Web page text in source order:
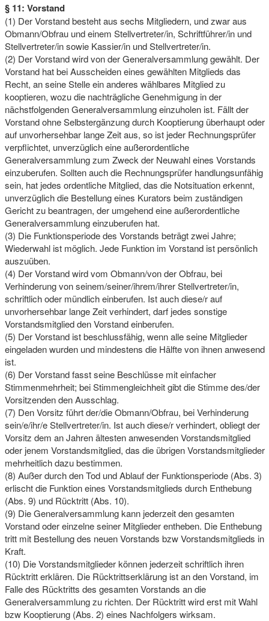
§ 11: Vorstand
(1) Der Vorstand besteht aus sechs Mitgliedern, und zwar aus
Obmann/Obfrau und einem Stellvertreter/in, Schriftführer/in und
Stellvertreter/in sowie Kassier/in und Stellvertreter/in.
(2) Der Vorstand wird von der Generalversammlung gewählt. Der
Vorstand hat bei Ausscheiden eines gewählten Mitglieds das
Recht, an seine Stelle ein anderes wählbares Mitglied zu
kooptieren, wozu die nachträgliche Genehmigung in der
nächstfolgenden Generalversammlung einzuholen ist. Fällt der
Vorstand ohne Selbstergänzung durch Kooptierung überhaupt oder
auf unvorhersehbar lange Zeit aus, so ist jeder Rechnungsprüfer
verpflichtet, unverzüglich eine außerordentliche
Generalversammlung zum Zweck der Neuwahl eines Vorstands
einzuberufen. Sollten auch die Rechnungsprüfer handlungsunfähig
sein, hat jedes ordentliche Mitglied, das die Notsituation erkennt,
unverzüglich die Bestellung eines Kurators beim zuständigen
Gericht zu beantragen, der umgehend eine außerordentliche
Generalversammlung einzuberufen hat.
(3) Die Funktionsperiode des Vorstands beträgt zwei Jahre;
Wiederwahl ist möglich. Jede Funktion im Vorstand ist persönlich
auszuüben.
(4) Der Vorstand wird vom Obmann/von der Obfrau, bei
Verhinderung von seinem/seiner/ihrem/ihrer Stellvertreter/in,
schriftlich oder mündlich einberufen. Ist auch diese/r auf
unvorhersehbar lange Zeit verhindert, darf jedes sonstige
Vorstandsmitglied den Vorstand einberufen.
(5) Der Vorstand ist beschlussfähig, wenn alle seine Mitglieder
eingeladen wurden und mindestens die Hälfte von ihnen anwesend
ist.
(6) Der Vorstand fasst seine Beschlüsse mit einfacher
Stimmenmehrheit; bei Stimmengleichheit gibt die Stimme des/der
Vorsitzenden den Ausschlag.
(7) Den Vorsitz führt der/die Obmann/Obfrau, bei Verhinderung
sein/e/ihr/e Stellvertreter/in. Ist auch diese/r verhindert, obliegt der
Vorsitz dem an Jahren ältesten anwesenden Vorstandsmitglied
oder jenem Vorstandsmitglied, das die übrigen Vorstandsmitglieder
mehrheitlich dazu bestimmen.
(8) Außer durch den Tod und Ablauf der Funktionsperiode (Abs. 3)
erlischt die Funktion eines Vorstandsmitglieds durch Enthebung
(Abs. 9) und Rücktritt (Abs. 10).
(9) Die Generalversammlung kann jederzeit den gesamten
Vorstand oder einzelne seiner Mitglieder entheben. Die Enthebung
tritt mit Bestellung des neuen Vorstands bzw Vorstandsmitglieds in
Kraft.
(10) Die Vorstandsmitglieder können jederzeit schriftlich ihren
Rücktritt erklären. Die Rücktrittserklärung ist an den Vorstand, im
Falle des Rücktritts des gesamten Vorstands an die
Generalversammlung zu richten. Der Rücktritt wird erst mit Wahl
bzw Kooptierung (Abs. 2) eines Nachfolgers wirksam.